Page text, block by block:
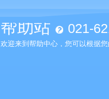
帮助站 021-
欢迎来到帮助中心，您可以根据